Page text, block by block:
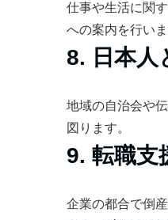
仕事や生活に関
への案内を行いま
8. 日本人
地域の自治会や
図ります。
9. 転職支
企業の都合で倒